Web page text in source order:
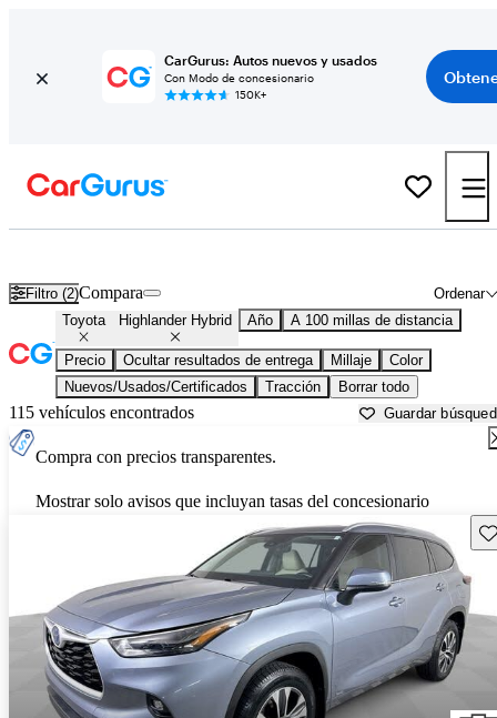
CarGurus: Autos nuevos y usados
Con Modo de concesionario
150K+
Filtro (2) Ordenar
Compara
Toyota Highlander Hybrid Año A 100 millas de distancia
Precio Ocultar resultados de entrega Millaje
Color
Nuevos/Usados/Certificados
Tracción Borrar todo
115 vehículos encontrados Guardar
Compra con precios transparentes.
Mostrar solo avisos que incluyan tasas del concesionario